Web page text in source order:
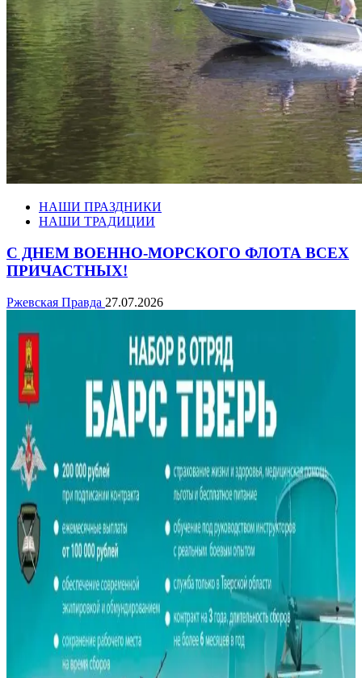
НАШИ ПРАЗДНИКИ
НАШИ ТРАДИЦИИ
С ДНЕМ ВОЕННО-МОРСКОГО ФЛОТА ВСЕХ
ПРИЧАСТНЫХ!
Ржевская Правда 27.07.2026